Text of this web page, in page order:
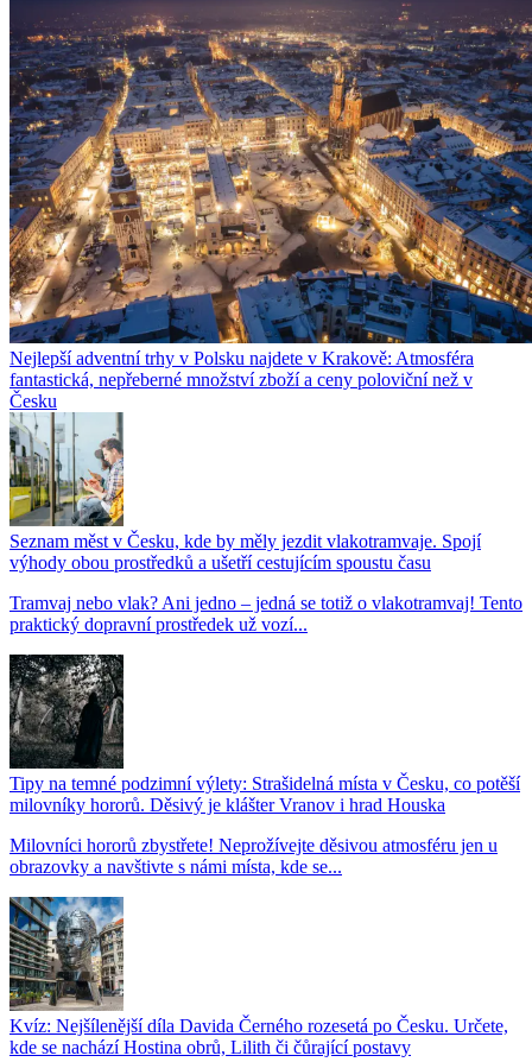
Nejlepší adventní trhy v Polsku najdete v Krakově: Atmosféra
fantastická, nepřeberné množství zboží a ceny poloviční než v
Česku
Seznam měst v Česku, kde by měly jezdit vlakotramvaje. Spojí
výhody obou prostředků a ušetří cestujícím spoustu času
Tramvaj nebo vlak? Ani jedno – jedná se totiž o vlakotramvaj! Tento
praktický dopravní prostředek už vozí...
Tipy na temné podzimní výlety: Strašidelná místa v Česku, co potěší
milovníky hororů. Děsivý je klášter Vranov i hrad Houska
Milovníci hororů zbystřete! Neprožívejte děsivou atmosféru jen u
obrazovky a navštivte s námi místa, kde se...
Kvíz: Nejšílenější díla Davida Černého rozesetá po Česku. Určete,
kde se nachází Hostina obrů, Lilith či čůrající postavy